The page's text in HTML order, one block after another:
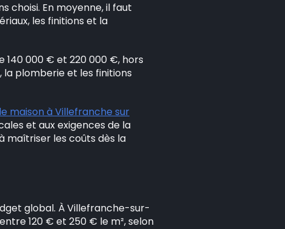
choisi. En moyenne, il faut
les finitions et la
140 000 € et 220 000 €, hors
la plomberie et les finitions
maison à Villefranche sur
et aux exigences de la
maîtriser les coûts dès la
global. À Villefranche-sur-
120 € et 250 € le m², selon